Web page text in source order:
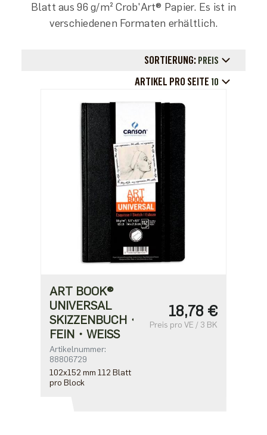
Blatt aus 96 g/m² Crob'Art® Papier. Es ist in
verschiedenen Formaten erhältlich.
SORTIERUNG: PREIS
ARTIKEL PRO SEITE 10
ART BOOK®
UNIVERSAL
SKIZZENBUCH・
FEIN・WEISS
Artikelnummer:
88806729
102x152 mm 112 Blatt
pro Block
18,78 €
Preis pro VE / 3 BK